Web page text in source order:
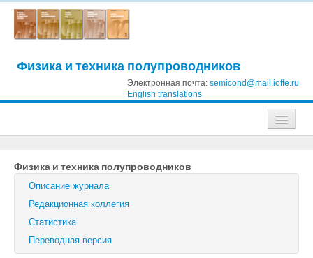
Физика и техника полупроводников
Электронная почта: semicond@mail.ioffe.ru
English translations
Журнал технической физики
Письма в Журнал технической физики
Физика твердого тела
Физика и техника полупроводников
Физика и техника полупроводников
Описание журнала
Редакционная коллегия
Статистика
Переводная версия